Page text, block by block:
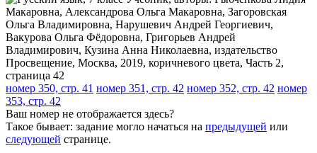
номер 350, стр. 41 номер 351, стр. 42 номер 352, стр. 42 номер
353, стр. 42
Ваш номер не отображается здесь?
Такое бывает: задание могло начаться на предыдущей или
следующей странице.